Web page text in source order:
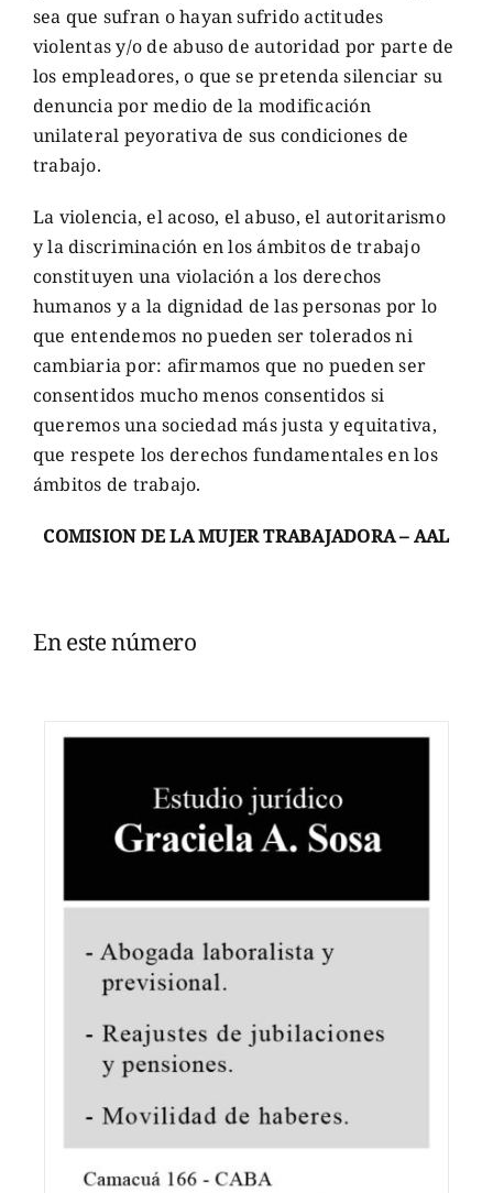
sea que sufran o hayan sufrido actitudes
violentas y/o de abuso de autoridad por parte de
los empleadores, o que se pretenda silenciar su
denuncia por medio de la modificación
unilateral peyorativa de sus condiciones de
trabajo.
La violencia, el acoso, el abuso, el autoritarismo
y la discriminación en los ámbitos de trabajo
constituyen una violación a los derechos
humanos y a la dignidad de las personas por lo
que entendemos no pueden ser tolerados ni
cambiaria por: afirmamos que no pueden ser
consentidos mucho menos consentidos si
queremos una sociedad más justa y equitativa,
que respete los derechos fundamentales en los
ámbitos de trabajo.
COMISION DE LA MUJER TRABAJADORA – AAL
En este número